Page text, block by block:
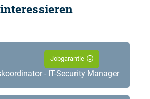
interessieren
- IT-Security Manager
Jobgarantie